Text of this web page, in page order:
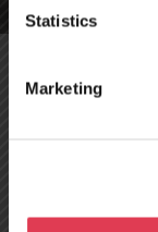
Statistics
Marketing
ab